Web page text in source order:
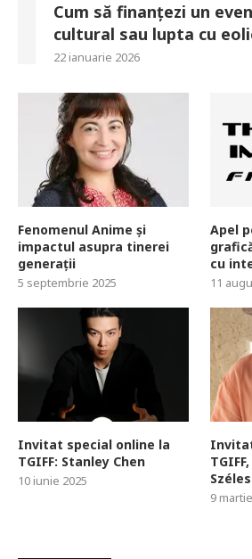
Cum să finanțezi un
cultural sau lupta cu
22 ianuarie 2026
Fenomenul Anime și
impactul asupra tinerei
generații
5 septembrie 2025
Apel
cu
11
Invitat special online la
TGIFF: Stanley Chen
10 iunie 2025
9